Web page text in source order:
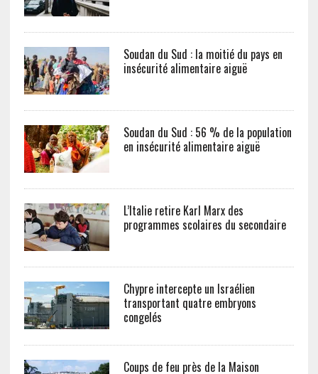
Soudan du Sud : la moitié du pays en
insécurité alimentaire aiguë
Soudan du Sud : 56 % de la population
en insécurité alimentaire aiguë
L’Italie retire Karl Marx des
programmes scolaires du secondaire
Chypre intercepte un Israélien
transportant quatre embryons
congelés
Coups de feu près de la Maison